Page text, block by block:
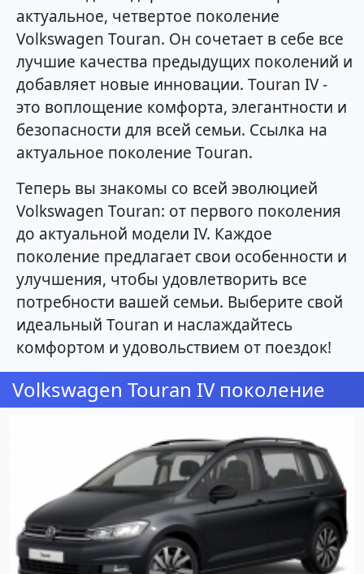
актуальное, четвертое поколение
Volkswagen Touran. Он сочетает в себе все
лучшие качества предыдущих поколений и
добавляет новые инновации. Touran IV -
это воплощение комфорта, элегантности и
безопасности для всей семьи. Ссылка на
актуальное поколение Touran.
Теперь вы знакомы со всей эволюцией
Volkswagen Touran: от первого поколения
до актуальной модели IV. Каждое
поколение предлагает свои особенности и
улучшения, чтобы удовлетворить все
потребности вашей семьи. Выберите свой
идеальный Touran и наслаждайтесь
комфортом и удовольствием от поездок!
Volkswagen Touran IV поколение